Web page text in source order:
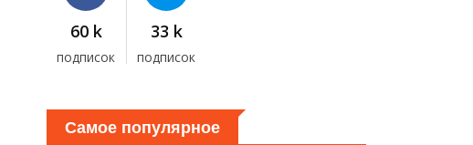
60 k
подписок
33 k
подписок
Самое популярное